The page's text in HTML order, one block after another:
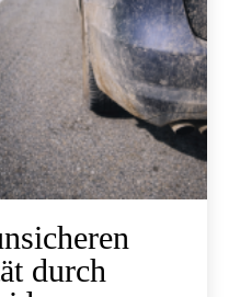
durch